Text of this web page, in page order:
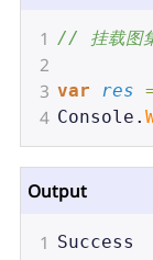
1 // 挂载图
2
3 var res
4 Console .
Output
1 Success